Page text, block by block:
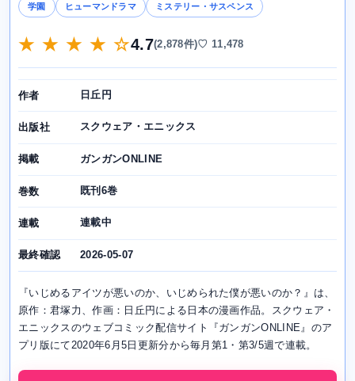
学園 ヒューマンドラマ ミステリー・サスペンス
★ ★ ★ ★ ☆4.7(2,878件)♡ 11,478
作者 日丘円
出版社 スクウェア・エニックス
掲載 ガンガンONLINE
巻数 既刊6巻
連載 連載中
最終確認 2026-05-07
『いじめるアイツが悪いのか、いじめられた僕が悪いのか？』は、
原作：君塚力、作画：日丘円による日本の漫画作品。スクウェア・
エニックスのウェブコミック配信サイト『ガンガンONLINE』のア
プリ版にて2020年6月5日更新分から毎月第1・第3/5週で連載。